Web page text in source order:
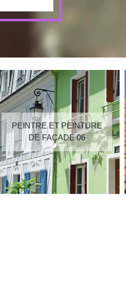
PEINTRE ET PEINTURE
DE FAÇADE 06